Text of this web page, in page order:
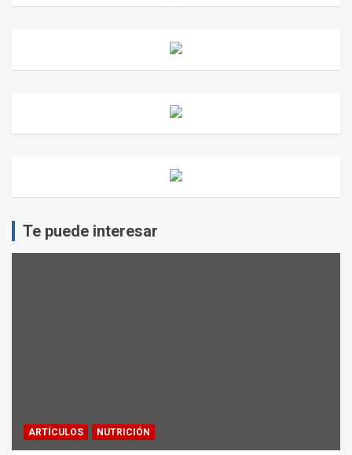
Te puede interesar
ARTÍCULOS NUTRICIÓN